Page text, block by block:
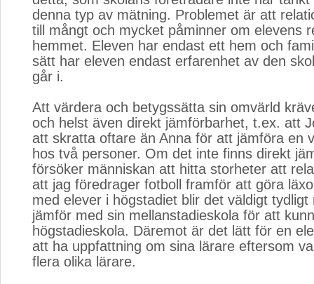
denna typ av mätning. Problemet är att
till mångt och mycket påminner om elevens
hemmet. Eleven har endast ett hem och
sätt har eleven endast erfarenhet av den
går i.
Att värdera och betygssätta sin omvärld
och helst även direkt jämförbarhet, t.ex. att
att skratta oftare än Anna för att jämföra en
hos två personer. Om det inte finns direkt
försöker människan att hitta storheter att
att jag föredrager fotboll framför att göra
med elever i högstadiet blir det väldigt tydligt
jämför med sin mellanstadieskola för att
högstadieskola. Däremot är det lätt för en
att ha uppfattning om sina lärare eftersom
flera olika lärare.